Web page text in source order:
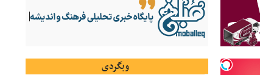
وبگردی